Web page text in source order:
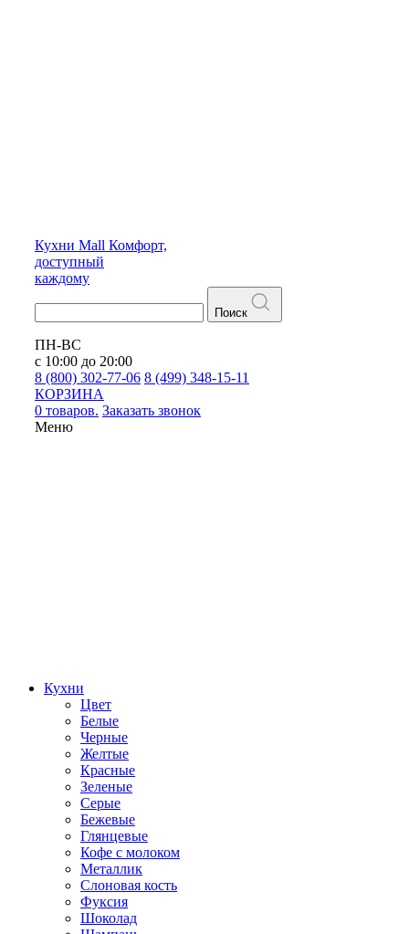
Кухни Mall Комфорт,
доступный
каждому
Поиск
ПН-ВС
с 10:00 до 20:00
8 (800) 302-77-06 8 (499) 348-15-11
КОРЗИНА
0 товаров. Заказать звонок
Меню
Кухни
Цвет
Белые
Черные
Желтые
Красные
Зеленые
Серые
Бежевые
Глянцевые
Кофе с молоком
Металлик
Слоновая кость
Фуксия
Шоколад